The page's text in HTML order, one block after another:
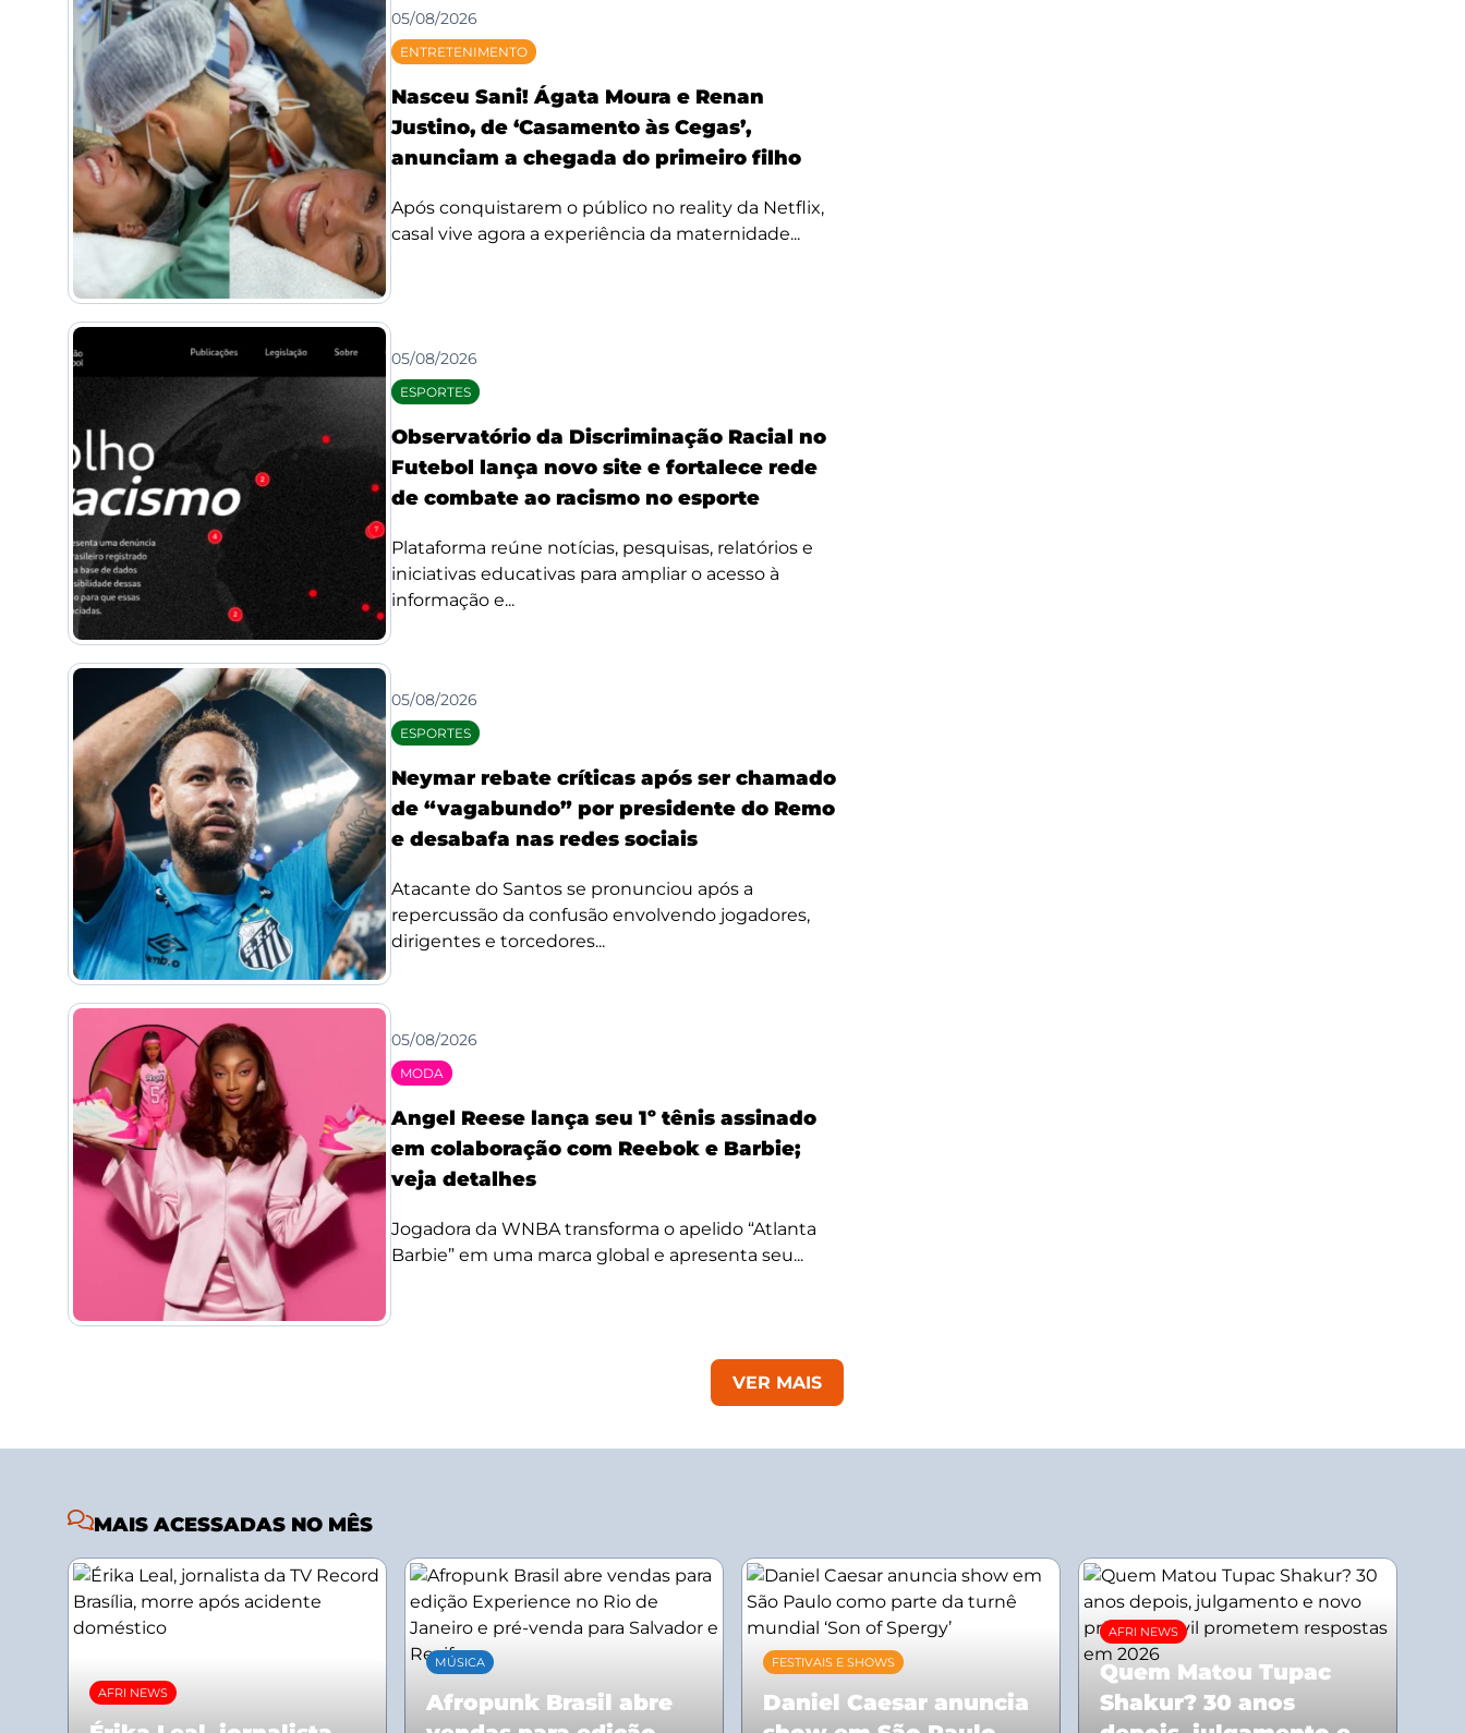
05/08/2026
ENTRETENIMENTO
Nasceu Sani! Ágata Moura e Renan
Justino, de ‘Casamento às Cegas’,
anunciam a chegada do primeiro filho
Após conquistarem o público no reality da Netflix,
casal vive agora a experiência da maternidade...
05/08/2026
ESPORTES
Observatório da Discriminação Racial no
Futebol lança novo site e fortalece rede
de combate ao racismo no esporte
Plataforma reúne notícias, pesquisas, relatórios e
iniciativas educativas para ampliar o acesso à
informação e...
05/08/2026
ESPORTES
Neymar rebate críticas após ser chamado
de “vagabundo” por presidente do Remo
e desabafa nas redes sociais
Atacante do Santos se pronunciou após a
repercussão da confusão envolvendo jogadores,
dirigentes e torcedores...
05/08/2026
MODA
Angel Reese lança seu 1º tênis assinado
em colaboração com Reebok e Barbie;
veja detalhes
Jogadora da WNBA transforma o apelido “Atlanta
Barbie” em uma marca global e apresenta seu...
VER MAIS
MAIS ACESSADAS NO MÊS
AFRI NEWS
MÚSICA
Afropunk Brasil abre
FESTIVAIS E SHOWS
Daniel Caesar anuncia
AFRI NEWS
Quem Matou Tupac
Shakur? 30 anos